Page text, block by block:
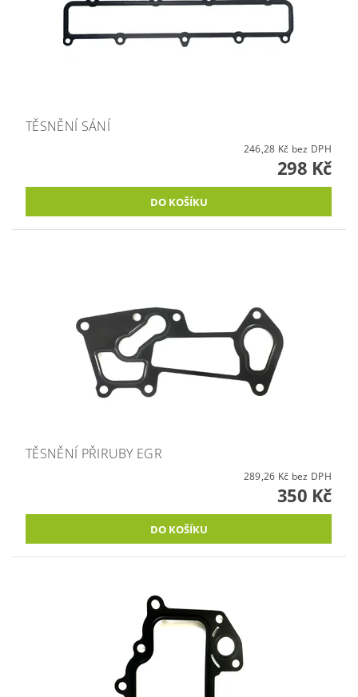
TĚSNĚNÍ SÁNÍ
246,28 Kč bez DPH
298 Kč
TĚSNĚNÍ PŘIRUBY EGR
289,26 Kč bez DPH
350 Kč